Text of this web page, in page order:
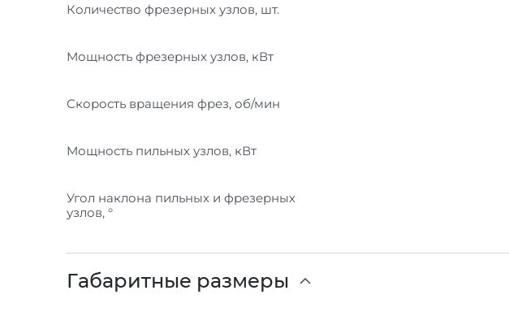
Количество фрезерных узлов, шт.
Мощность фрезерных узлов, кВт
Скорость вращения фрез, об/мин
Мощность пильных узлов, кВт
Угол наклона пильных и фрезерных
узлов, °
Габаритные размеры